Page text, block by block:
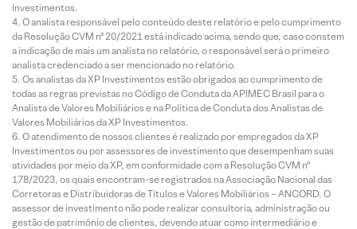
Investimentos.
O analista responsável pelo conteúdo deste relatório e pelo cumprimento
da Resolução CVM nº 20/2021 está indicado acima, sendo que, caso constem
a indicação de mais um analista no relatório, o responsável será o primeiro
analista credenciado a ser mencionado no relatório.
Os analistas da XP Investimentos estão obrigados ao cumprimento de
todas as regras previstas no Código de Conduta da APIMEC Brasil para o
Analista de Valores Mobiliários e na Política de Conduta dos Analistas de
Valores Mobiliários da XP Investimentos.
O atendimento de nossos clientes é realizado por empregados da XP
Investimentos ou por assessores de investimento que desempenham suas
atividades por meio da XP, em conformidade com a Resolução CVM nº
178/2023, os quais encontram-se registrados na Associação Nacional das
Corretoras e Distribuidoras de Títulos e Valores Mobiliários – ANCORD. O
assessor de investimento não pode realizar consultoria, administração ou
gestão de patrimônio de clientes, devendo atuar como intermediário e